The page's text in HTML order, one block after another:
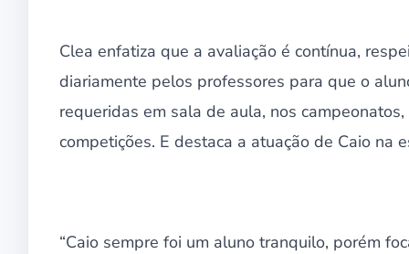
Clea enfatiza que a avaliação é contínua,
diariamente pelos professores para que o
requeridas em sala de aula, nos
competições. E destaca a atuação de Caio na
“Caio sempre foi um aluno tranquilo, porém